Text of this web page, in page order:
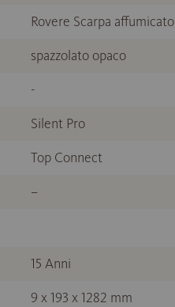
Rovere Scarpa affumicato
spazzolato opaco
-
Silent Pro
Top Connect
–
15 Anni
9 x 193 x 1282 mm